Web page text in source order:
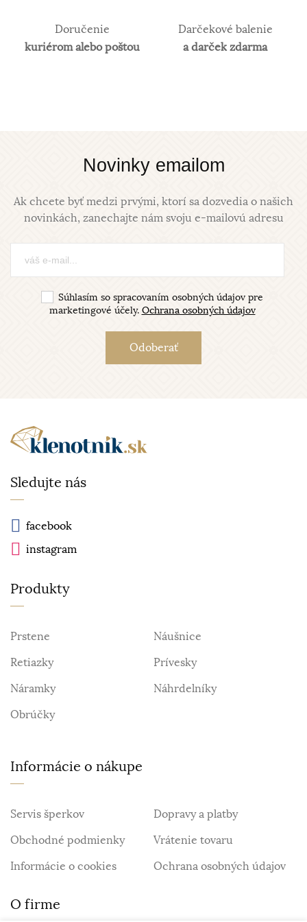
Doručenie
kuriérom alebo poštou
Darčekové balenie
a darček zdarma
Novinky emailom
Ak chcete byť medzi prvými, ktorí sa dozvedia o našich
novinkách, zanechajte nám svoju e-mailovú adresu
Súhlasím so spracovaním osobných údajov pre
marketingové účely. Ochrana osobných údajov
Sledujte nás
facebook
instagram
Produkty
Prstene
Náušnice
Retiazky
Prívesky
Náramky
Náhrdelníky
Obrúčky
Informácie o nákupe
Servis šperkov
Dopravy a platby
Obchodné podmienky
Vrátenie tovaru
Informácie o cookies
Ochrana osobných údajov
O firme